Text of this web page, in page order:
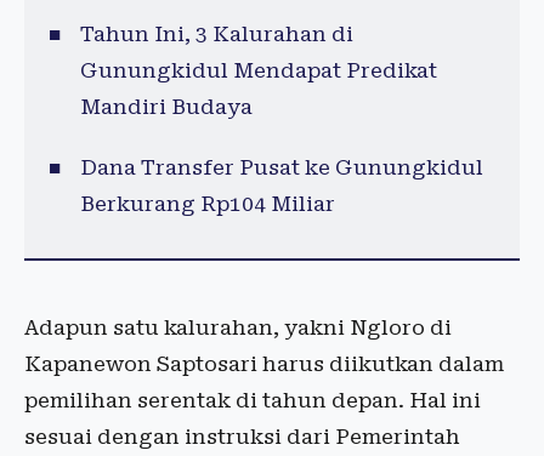
Tahun Ini, 3 Kalurahan di
Gunungkidul Mendapat Predikat
Mandiri Budaya
Dana Transfer Pusat ke Gunungkidul
Berkurang Rp104 Miliar
Adapun satu kalurahan, yakni Ngloro di
Kapanewon Saptosari harus diikutkan dalam
pemilihan serentak di tahun depan. Hal ini
sesuai dengan instruksi dari Pemerintah